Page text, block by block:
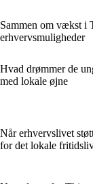
Sammen om vækst i
erhvervsmuligheder
Hvad drømmer de
med lokale øjne
Når erhvervslivet
for det lokale